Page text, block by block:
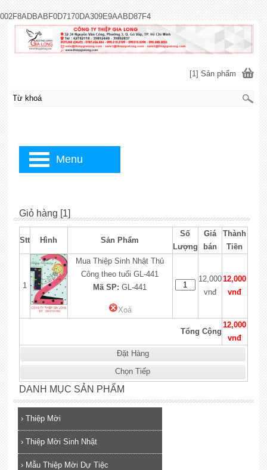
002F8ADBABF0D7170DA309E9AABD87F4
Giỏ hàng [1]
Stt Hình Sản Phẩm
Số
Lượng
Giá
bán
Thành
Tiền
1
Mua Thiệp Sinh Nhật Thủ
Công theo tuổi GL-441
Mã SP: GL-441
Xoá
12,000
vnđ
12,000
vnđ
Tổng Cộng
12,000
vnđ
Đặt Hàng
Chọn Tiếp
DANH MỤC SẢN PHẨM
› Thiệp Mời
› Thiệp Mời Sinh Nhật
› Mẫu Thiệp Mời Dự Tiệc
[1] Sản phẩm
Menu